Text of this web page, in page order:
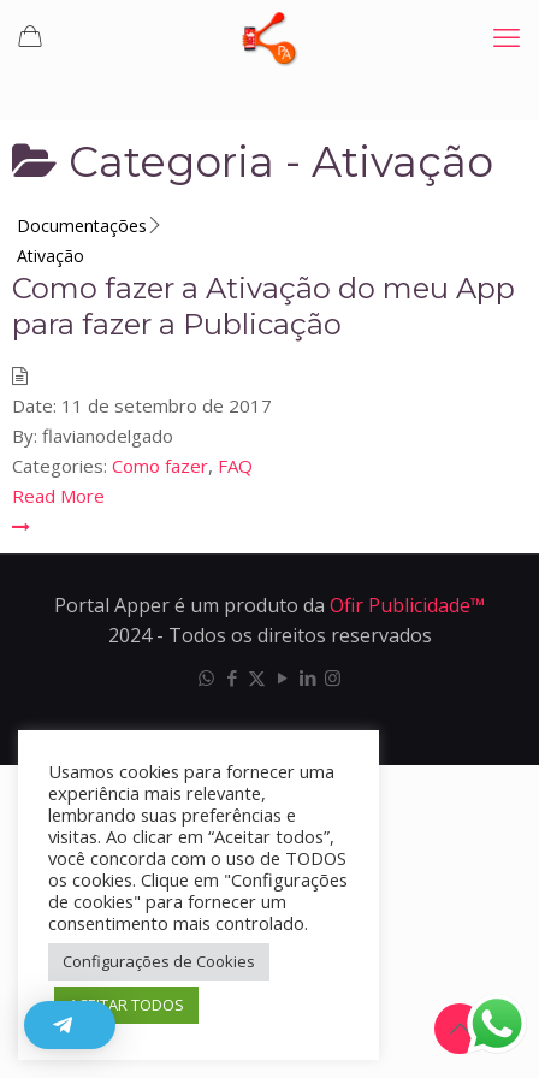
Categoria - Ativação
Documentações
Ativação
Como fazer a Ativação do meu App
para fazer a Publicação
Date: 11 de setembro de 2017
By: flavianodelgado
Categories: Como fazer, FAQ
Read More
Portal Apper é um produto da Ofir Publicidade™
2024 - Todos os direitos reservados
Usamos cookies para fornecer uma
experiência mais relevante,
lembrando suas preferências e
visitas. Ao clicar em “Aceitar todos”,
você concorda com o uso de TODOS
os cookies. Clique em "Configurações
de cookies" para fornecer um
consentimento mais controlado.
Configurações de Cookies
ACEITAR TODOS